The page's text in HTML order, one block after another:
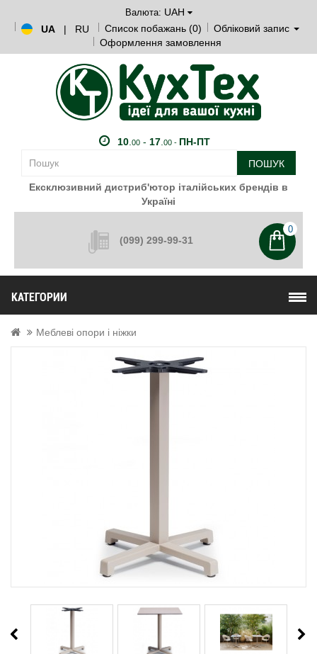
Валюта: UAH
UA
| RU Список побажань (0)
Обліковий запис
Оформлення замовлення
10. 00- 17. 00 - ПН-ПТ
ПОШУК
Ексклюзивний дистриб'ютор італійських брендів в
Україні
(099) 299-99-31
0
КАТЕГОРИИ
Меблеві опори і ніжки